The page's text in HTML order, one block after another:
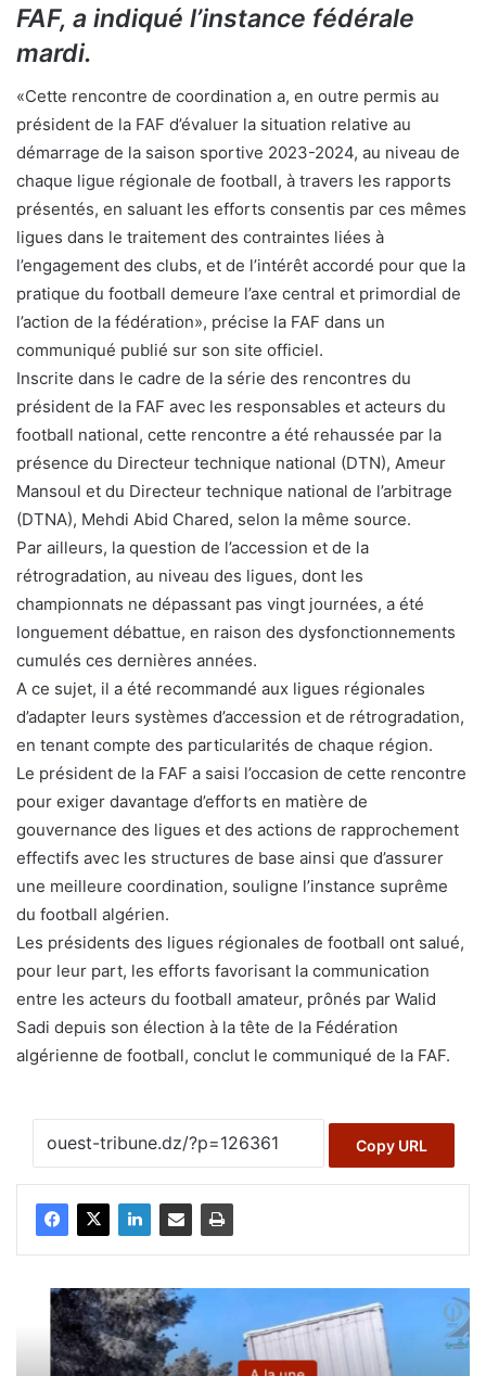
FAF, a indiqué l’instance fédérale
mardi.
«Cette rencontre de coordination a, en outre permis au
président de la FAF d’évaluer la situation relative au
démarrage de la saison sportive 2023-2024, au niveau de
chaque ligue régionale de football, à travers les rapports
présentés, en saluant les efforts consentis par ces mêmes
ligues dans le traitement des contraintes liées à
l’engagement des clubs, et de l’intérêt accordé pour que la
pratique du football demeure l’axe central et primordial de
l’action de la fédération», précise la FAF dans un
communiqué publié sur son site officiel.
Inscrite dans le cadre de la série des rencontres du
président de la FAF avec les responsables et acteurs du
football national, cette rencontre a été rehaussée par la
présence du Directeur technique national (DTN), Ameur
Mansoul et du Directeur technique national de l’arbitrage
(DTNA), Mehdi Abid Chared, selon la même source.
Par ailleurs, la question de l’accession et de la
rétrogradation, au niveau des ligues, dont les
championnats ne dépassant pas vingt journées, a été
longuement débattue, en raison des dysfonctionnements
cumulés ces dernières années.
A ce sujet, il a été recommandé aux ligues régionales
d’adapter leurs systèmes d’accession et de rétrogradation,
en tenant compte des particularités de chaque région.
Le président de la FAF a saisi l’occasion de cette rencontre
pour exiger davantage d’efforts en matière de
gouvernance des ligues et des actions de rapprochement
effectifs avec les structures de base ainsi que d’assurer
une meilleure coordination, souligne l’instance suprême
du football algérien.
Les présidents des ligues régionales de football ont salué,
pour leur part, les efforts favorisant la communication
entre les acteurs du football amateur, prônés par Walid
Sadi depuis son élection à la tête de la Fédération
algérienne de football, conclut le communiqué de la FAF.
Copy URL